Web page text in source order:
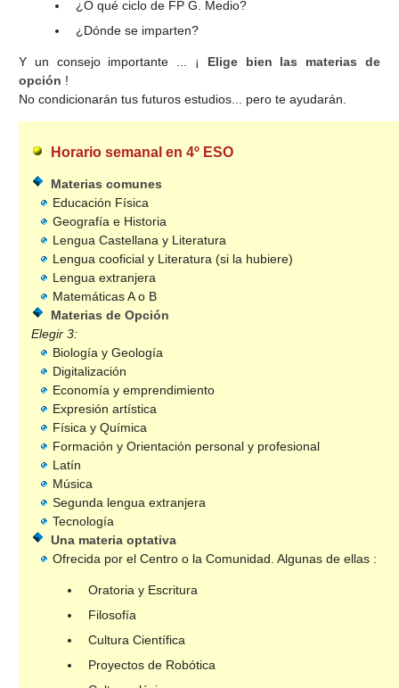
¿O qué ciclo de FP G. Medio?
¿Dónde se imparten?
Y un consejo importante ... ¡ Elige bien las materias de
opción !
No condicionarán tus futuros estudios... pero te ayudarán.
Horario semanal en 4º ESO
Materias comunes
Educación Física
Geografía e Historia
Lengua Castellana y Literatura
Lengua cooficial y Literatura (si la hubiere)
Lengua extranjera
Matemáticas A o B
Materias de Opción
Elegir 3:
Biología y Geología
Digitalización
Economía y emprendimiento
Expresión artística
Física y Química
Formación y Orientación personal y profesional
Latín
Música
Segunda lengua extranjera
Tecnología
Una materia optativa
Ofrecida por el Centro o la Comunidad. Algunas de ellas :
Oratoria y Escritura
Filosofía
Cultura Científica
Proyectos de Robótica